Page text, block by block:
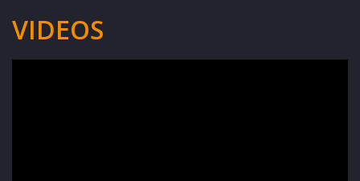
VIDEOS